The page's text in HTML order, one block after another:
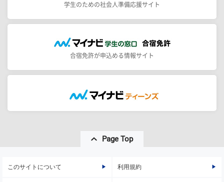
学生のための社会人準備応援サイト
合宿免許が申込める情報サイト
Page Top
このサイトについて 利用規約